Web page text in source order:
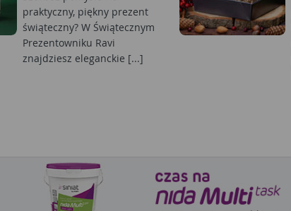
praktyczny, piękny prezent
świąteczny? W Świątecznym
Prezentowniku Ravi
znajdziesz eleganckie [...]